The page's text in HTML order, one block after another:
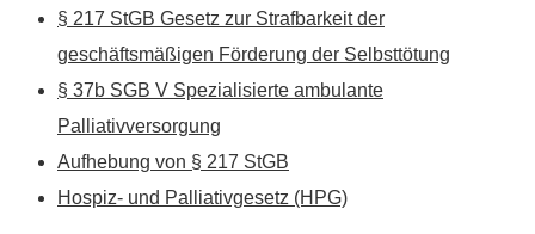
§ 217 StGB Gesetz zur Strafbarkeit der
geschäftsmäßigen Förderung der Selbsttötung
§ 37b SGB V Spezialisierte ambulante
Palliativversorgung
Aufhebung von § 217 StGB
Hospiz- und Palliativgesetz (HPG)